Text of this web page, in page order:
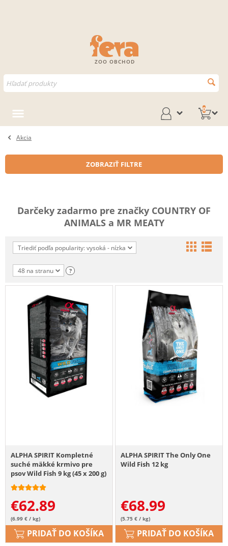
ZOO OBCHOD
0
Akcia
ZOBRAZIŤ FILTRE
Darčeky zadarmo pre značky COUNTRY OF
ANIMALS a MR MEATY
Triediť podľa popularity: vysoká - nízka
48 na stranu ?
ALPHA SPIRIT Kompletné
suché mäkké krmivo pre
psov Wild Fish 9 kg (45 x 200 g)
€62.89
(6.99 € / kg)
PRIDAŤ DO KOŠÍKA
ALPHA SPIRIT The Only One
Wild Fish 12 kg
€68.99
(5.75 € / kg)
PRIDAŤ DO KOŠÍKA